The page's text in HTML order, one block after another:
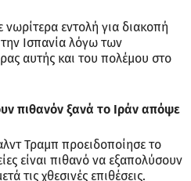
εντολή για διακοπή
Ισπανία λόγω των
αυτής και του πολέμου στο
πιθανόν ξανά το Ιράν απόψε
Τραμπ προειδοποίησε το
είναι πιθανό να εξαπολύσουν
τις χθεσινές επιθέσεις.